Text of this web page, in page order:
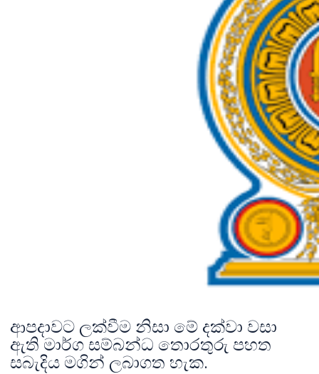
ආපදාවට ලක්වීම නිසා මේ දක්වා වසා
ඇති මාර්ග සම්බන්ධ තොරතුරු පහත
සබැදිය මගින් ලබාගත හැක.